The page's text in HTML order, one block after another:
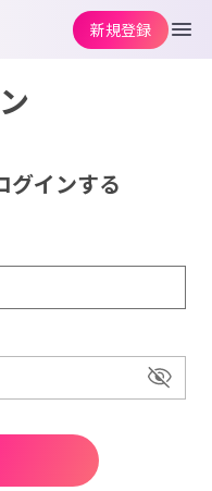
グインする
新規登録